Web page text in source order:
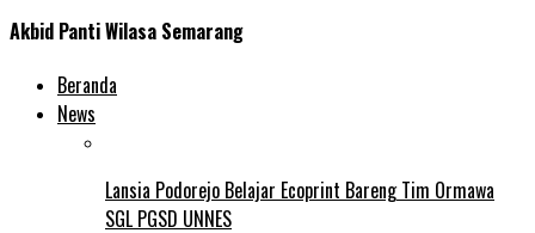
Akbid Panti Wilasa Semarang
Beranda
News
Lansia Podorejo Belajar Ecoprint Bareng Tim Ormawa
SGL PGSD UNNES